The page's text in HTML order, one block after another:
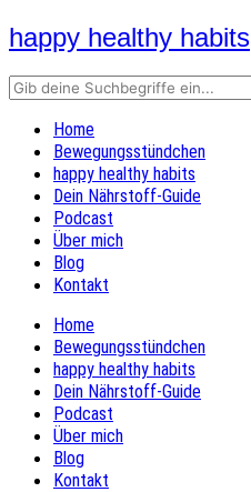
happy healthy habits
Home
Bewegungsstündchen
happy healthy habits
Dein Nährstoff-Guide
Podcast
Über mich
Blog
Kontakt
Home
Bewegungsstündchen
happy healthy habits
Dein Nährstoff-Guide
Podcast
Über mich
Blog
Kontakt